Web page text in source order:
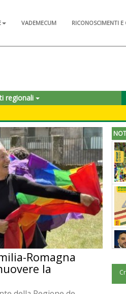
VADEMECUM RICONOSCIMENTI
regionali
Romagna
la